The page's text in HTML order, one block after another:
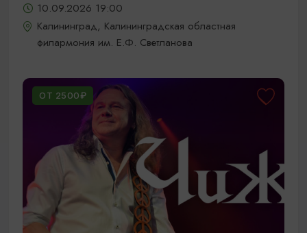
10.09.2026 19:00
Калининград, Калининградская областная
филармония им. Е.Ф. Светланова
ОТ 2500₽